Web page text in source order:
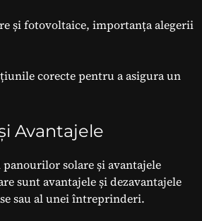
și fotovoltaice, importanța alegerii
corecte pentru a asigura un
Avantajele
solare și avantajele
sunt avantajele și dezavantajele
sau al unei întreprinderi.